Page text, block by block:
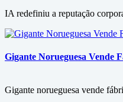
IA redefiniu a reputação
Gigante Norueguesa Vende
Gigante norueguesa vende